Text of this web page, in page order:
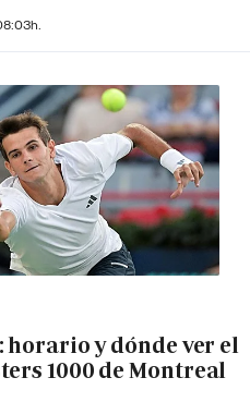
horario y dónde ver el
1000 de Montreal